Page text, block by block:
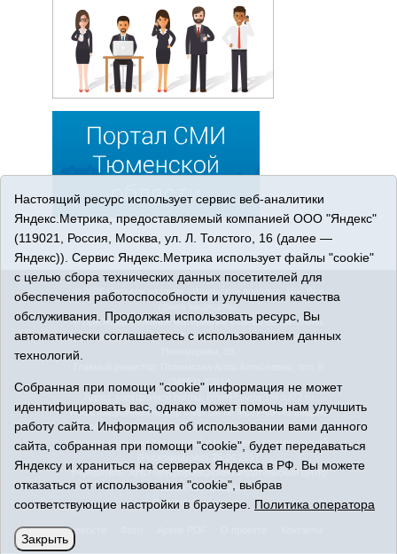
© 2026 Сетевое издание «Ишимская правда». 16+. Все
права защищены.
© При использовании материалов ссылка обязательна.
Адрес редакции: 627750 Тюменская область, г. Ишим, ул.
(34551) 23814
Адрес электронной почты:
IshimPravda-1@obl72.ru
Регистрационный номер СМИ Эл № ФС77-69445 выдано
Федеральной службой по надзору в сфере связи,
информационных технологий и массовых коммуникаций
Учредитель: АНО «Информационно-издательский центр
«Ишимская правда».
Политика оператора
Новости
Настоящий ресурс использует сервис веб-аналитики
Яндекс.Метрика, предоставляемый компанией ООО "Яндекс"
(119021, Россия, Москва, ул. Л. Толстого, 16 (далее —
Яндекс)). Сервис Яндекс.Метрика использует файлы "cookie"
с целью сбора технических данных посетителей для
обеспечения работоспособности и улучшения качества
обслуживания. Продолжая использовать ресурс, Вы
автоматически соглашаетесь с использованием данных
технологий.
Собранная при помощи "cookie" информация не может
идентифицировать вас, однако может помочь нам улучшить
работу сайта. Информация об использовании вами данного
сайта, собранная при помощи "cookie", будет передаваться
Яндексу и храниться на серверах Яндекса в РФ. Вы можете
отказаться от использования "cookie", выбрав
соответствующие настройки в браузере. Политика оператора
Закрыть